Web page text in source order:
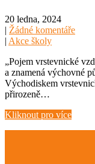
20 ledna, 2024
| Žádné komentáře
| Akce školy
„Pojem vrstevnické
a znamená výchovné
Východiskem
přirozeně…
Kliknout pro více